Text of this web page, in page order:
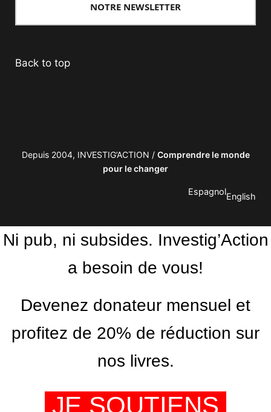
NOTRE NEWSLETTER
Back to top
Depuis 2004, INVESTIG’ACTION / Comprendre le monde
pour le changer
EspagnolEnglish
Ni pub, ni subsides. Investig’Action
a besoin de vous!
Devenez donateur mensuel et
profitez de 20% de réduction sur
nos livres.
JE SOUTIENS